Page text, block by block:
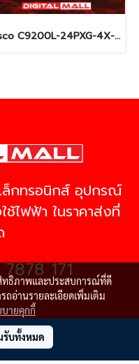
Us
Cisco C9200L-24PXG-4X-E อุปกรณ์ขยายสัญญาณ (Gigabit Switch Hub)
ล็กทรอนิกส์ อุปกรณ์
ไฟฟ้า ในราคาส่งที่
171
ทธิภาพและประสบการณ์ที่ดี
ถอ่านรายละเอียดเพิ่มเติม
บายคุกกี้
รับทั้งหมด